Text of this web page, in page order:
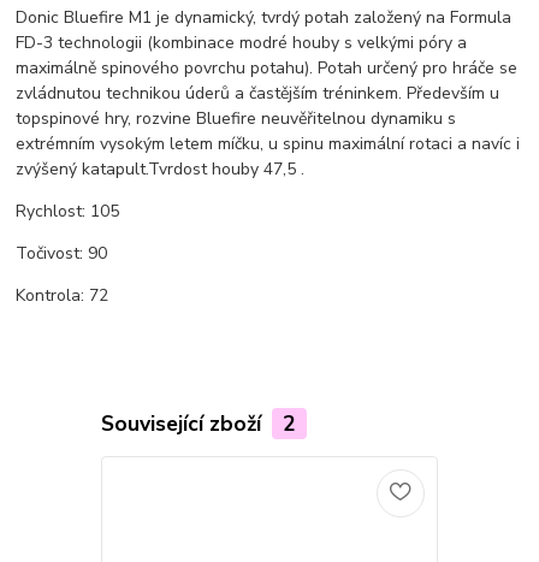
Donic Bluefire M1 je dynamický, tvrdý potah založený na Formula
FD-3 technologii (kombinace modré houby s velkými póry a
maximálně spinového povrchu potahu). Potah určený pro hráče se
zvládnutou technikou úderů a častějším tréninkem. Především u
topspinové hry, rozvine Bluefire neuvěřitelnou dynamiku s
extrémním vysokým letem míčku, u spinu maximální rotaci a navíc i
zvýšený katapult.Tvrdost houby 47,5 .
Rychlost: 105
Točivost: 90
Kontrola: 72
Související zboží 2